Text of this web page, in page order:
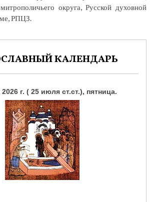
округа, Русской духовной
РПЦЗ.
КАЛЕНДАРЬ
2026 г. ( 25 июля ст.ст.), пятница.